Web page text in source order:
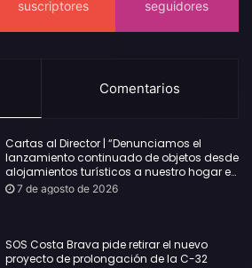
Comentarios
Cartas al Director | “Denunciamos el
lanzamiento continuado de objetos desde
alojamientos turísticos a nuestro hogar en
Lloret: Podría haber causado una
7 de agosto de 2026
SOS Costa Brava pide retirar el nuevo
proyecto de prolongación de la C-32